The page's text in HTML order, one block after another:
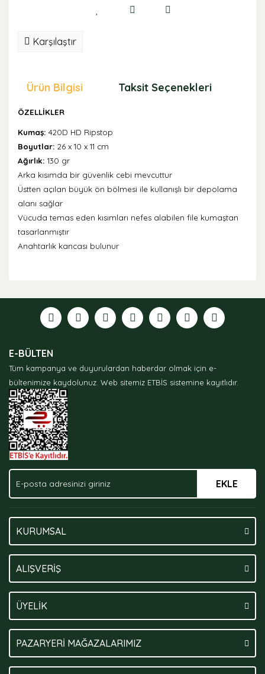
Karşılaştır
Ürün Bilgisi Taksit Seçenekleri
ÖZELLİKLER
Kumaş: 420D HD Ripstop
Boyutlar: 26 x 10 x 11 cm
Ağırlık: 130 gr
Arka kısımda bir güvenlik cebi mevcuttur
Üstten açılan büyük ön bölmesi ile kullanışlı bir depolama
alanı sağlar
Vücuda temas eden kısımları nefes alabilen file kumaştan
tasarlanmıştır
Anahtarlık kancası bulunur
formunu kullanarak tarafımıza iletebilirsiniz.
Görüş ve önerileriniz için teşekkür ederiz.
Ürün açıklamasında eksik bilgiler bulunuyor.
Ürün bilgilerinde hatalar bulunuyor.
Ürün fiyatı diğer sitelerden daha pahalı.
Bu ürüne benzer farklı alternatifler olmalı.
E-BÜLTEN
Tüm kampanya ve duyurulardan haberdar olmak için e-
bültenimize kaydolunuz. Web sitemiz ETBİS sistemine kayıtlıdır.
EKLE
KURUMSAL
ALIŞVERİŞ
ÜYELİK
PAZARYERİ MAĞAZALARIMIZ